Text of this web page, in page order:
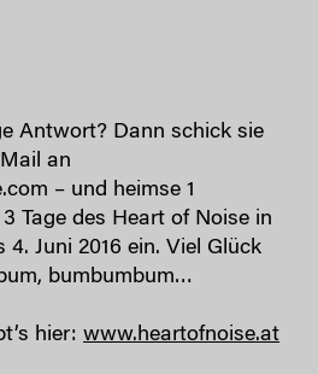
Antwort? Dann schick sie
an
– und heimse 1
Tage des Heart of Noise in
Juni 2016 ein. Viel Glück
bumbumbum…
hier: www.heartofnoise.at